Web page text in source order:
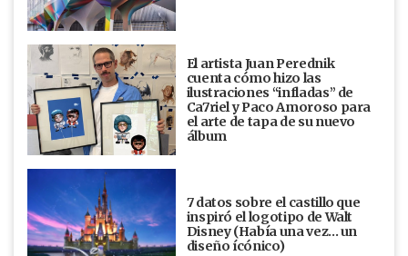
El artista Juan Perednik
cuenta cómo hizo las
ilustraciones “infladas” de
Ca7riel y Paco Amoroso para
el arte de tapa de su nuevo
álbum
7 datos sobre el castillo que
inspiró el logotipo de Walt
Disney (Había una vez... un
diseño ícónico)